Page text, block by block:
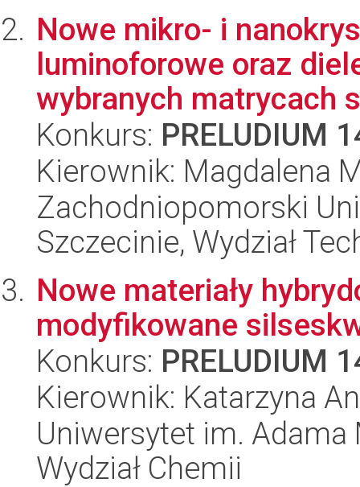
Nowe mikro- i
luminoforowe oraz
wybranych matrycach
Konkurs: PRELUDIUM
Kierownik: Magdalena
Zachodniopomorski
Szczecinie, Wydział
Nowe materiały
modyfikowane
Konkurs: PRELUDIUM
Kierownik: Katarzyna
Uniwersytet im.
Wydział Chemii